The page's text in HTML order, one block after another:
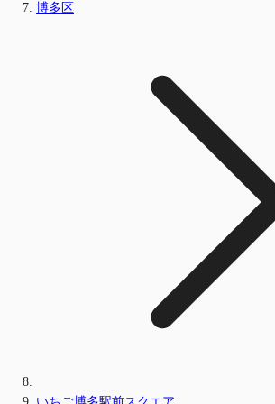
博多区